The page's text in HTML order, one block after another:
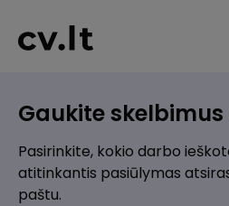
Gaukite
Pasirinkite, kokio darbo
atitinkantis pasiūlymas
paštu.